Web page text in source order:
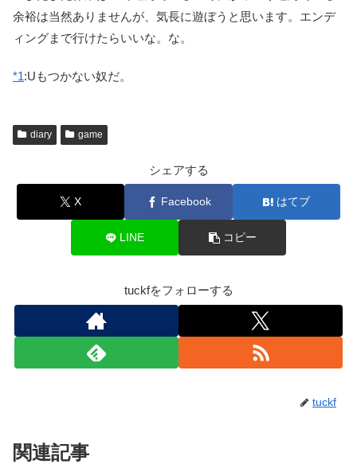
余裕は当然ありませんが、気長に遊ぼうと思います。エンデ
ィングまで行けたらいいな。な。
*1:Uもつかない奴だ。
diary game
シェアする
X Facebook はてブ
LINE コピー
tuckfをフォローする
tuckf
関連記事